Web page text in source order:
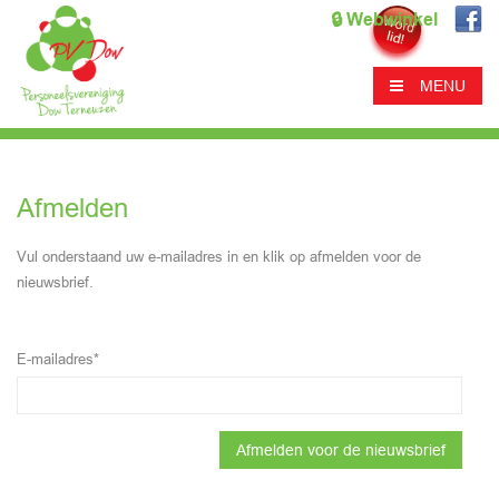
🔒 Webwinkel
MENU
Afmelden
Vul onderstaand uw e-mailadres in en klik op afmelden voor de
nieuwsbrief.
E-mailadres*
Afmelden voor de nieuwsbrief